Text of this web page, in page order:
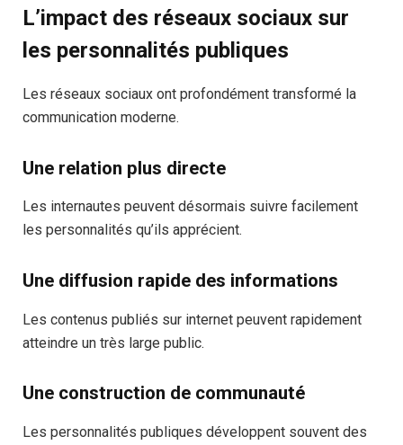
L’impact des réseaux sociaux sur
les personnalités publiques
Les réseaux sociaux ont profondément transformé la
communication moderne.
Une relation plus directe
Les internautes peuvent désormais suivre facilement
les personnalités qu’ils apprécient.
Une diffusion rapide des informations
Les contenus publiés sur internet peuvent rapidement
atteindre un très large public.
Une construction de communauté
Les personnalités publiques développent souvent des